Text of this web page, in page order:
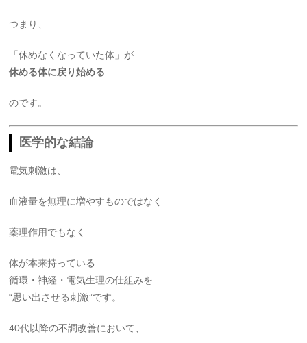
つまり、
「休めなくなっていた体」が
休める体に戻り始める
のです。
医学的な結論
電気刺激は、
血液量を無理に増やすものではなく
薬理作用でもなく
体が本来持っている
循環・神経・電気生理の仕組みを
“思い出させる刺激”です。
40代以降の不調改善において、